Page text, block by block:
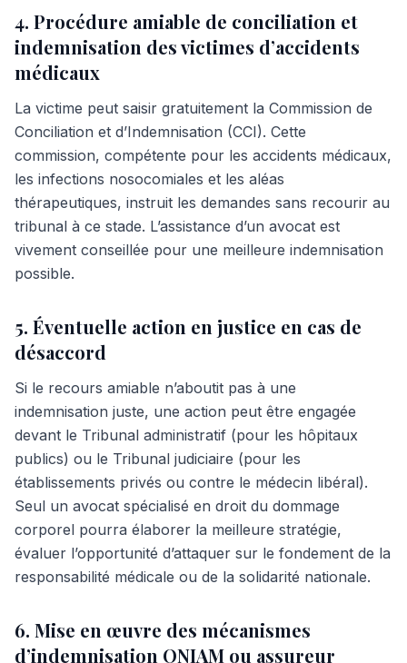
4. Procédure amiable de conciliation et
indemnisation des victimes d’accidents
médicaux
La victime peut saisir gratuitement la Commission de
Conciliation et d’Indemnisation (CCI). Cette
commission, compétente pour les accidents médicaux,
les infections nosocomiales et les aléas
thérapeutiques, instruit les demandes sans recourir au
tribunal à ce stade. L’assistance d’un avocat est
vivement conseillée pour une meilleure indemnisation
possible.
5. Éventuelle action en justice en cas de
désaccord
Si le recours amiable n’aboutit pas à une
indemnisation juste, une action peut être engagée
devant le Tribunal administratif (pour les hôpitaux
publics) ou le Tribunal judiciaire (pour les
établissements privés ou contre le médecin libéral).
Seul un avocat spécialisé en droit du dommage
corporel pourra élaborer la meilleure stratégie,
évaluer l’opportunité d’attaquer sur le fondement de la
responsabilité médicale ou de la solidarité nationale.
6. Mise en œuvre des mécanismes
d’indemnisation ONIAM ou assureur